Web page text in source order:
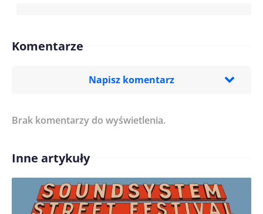
Komentarze
Napisz komentarz
Treść komentarza*
Imię/ Nick*
Brak komentarzy do wyświetlenia.
Inne artykuły